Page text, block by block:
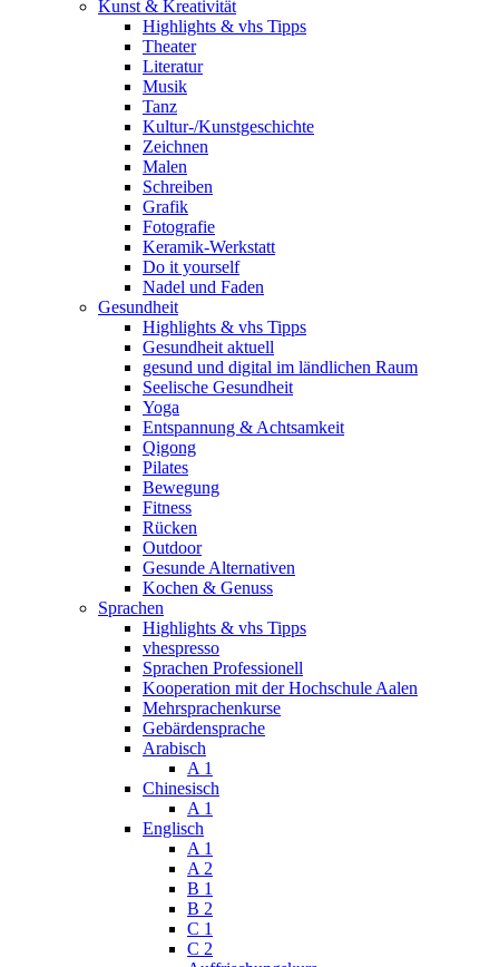
Kunst & Kreativität
Highlights & vhs Tipps
Theater
Literatur
Musik
Tanz
Kultur-/Kunstgeschichte
Zeichnen
Malen
Schreiben
Grafik
Fotografie
Keramik-Werkstatt
Do it yourself
Nadel und Faden
Gesundheit
Highlights & vhs Tipps
Gesundheit aktuell
gesund und digital im ländlichen Raum
Seelische Gesundheit
Yoga
Entspannung & Achtsamkeit
Qigong
Pilates
Bewegung
Fitness
Rücken
Outdoor
Gesunde Alternativen
Kochen & Genuss
Sprachen
Highlights & vhs Tipps
vhespresso
Sprachen Professionell
Kooperation mit der Hochschule Aalen
Mehrsprachenkurse
Gebärdensprache
Arabisch
A 1
Chinesisch
A 1
Englisch
A 1
A 2
B 1
B 2
C 1
C 2